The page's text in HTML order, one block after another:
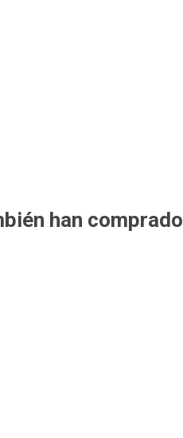
han comprado